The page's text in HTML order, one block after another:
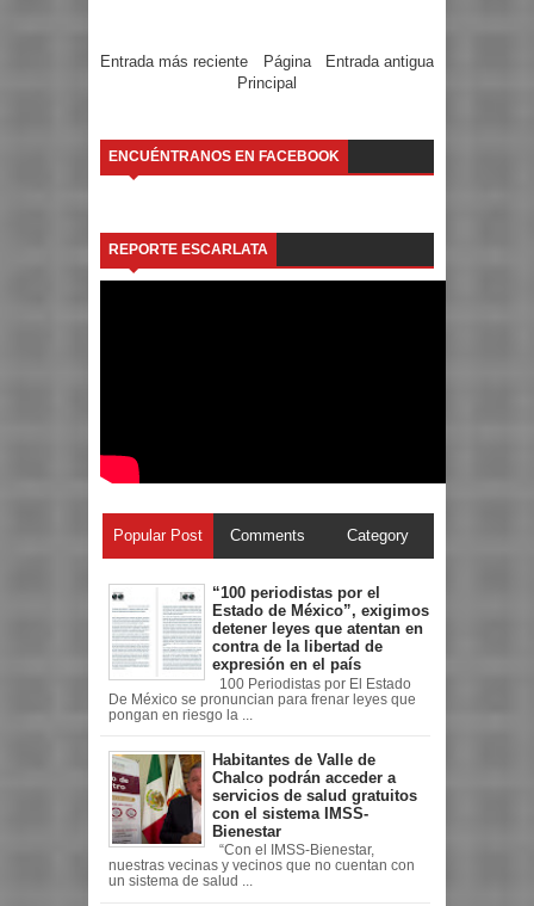
Entrada más reciente Entrada antigua
Página
Principal
ENCUÉNTRANOS EN FACEBOOK
REPORTE ESCARLATA
Popular Post Comments Category
“100 periodistas por el
Estado de México”, exigimos
detener leyes que atentan en
contra de la libertad de
expresión en el país
100 Periodistas por El Estado
De México se pronuncian para frenar leyes que
pongan en riesgo la ...
Habitantes de Valle de
Chalco podrán acceder a
servicios de salud gratuitos
con el sistema IMSS-
Bienestar
“Con el IMSS-Bienestar,
nuestras vecinas y vecinos que no cuentan con
un sistema de salud ...